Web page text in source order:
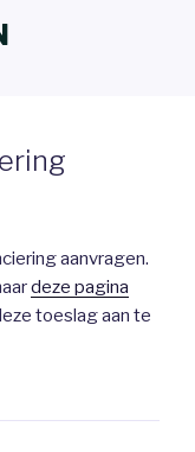
aanvragen.
deze pagina
toeslag aan te